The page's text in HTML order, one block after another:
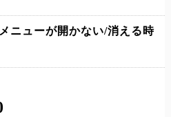
ニューが開かない/消える時